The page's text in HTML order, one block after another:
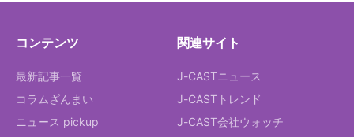
コンテンツ
最新記事一覧
コラムざんまい
ニュース pickup
関連サイト
J-CASTニュース
J-CASTトレンド
J-CAST会社ウォッチ